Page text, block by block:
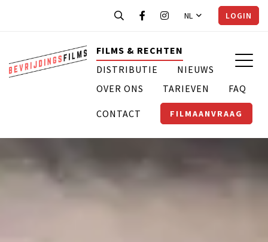
NL LOGIN
FILMS & RECHTEN
DISTRIBUTIE
NIEUWS
OVER ONS
TARIEVEN FAQ
CONTACT FILMAANVRAAG